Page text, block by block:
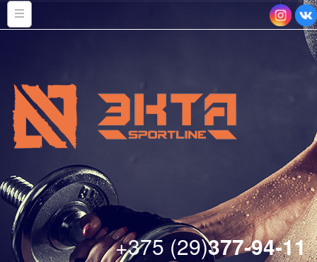
+375 (29)377-94-11